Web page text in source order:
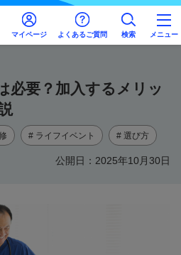
マイページ よくあるご質問 検索 メニュー
必要？加入するメリッ
# ライフイベント # 選び方
公開日：2025年10月30日